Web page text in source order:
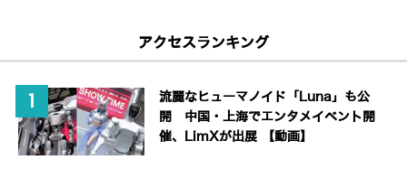
アクセスランキング
流麗なヒューマノイド「Luna」も公
開 中国・上海でエンタメイベント開
催、LimXが出展 【動画】